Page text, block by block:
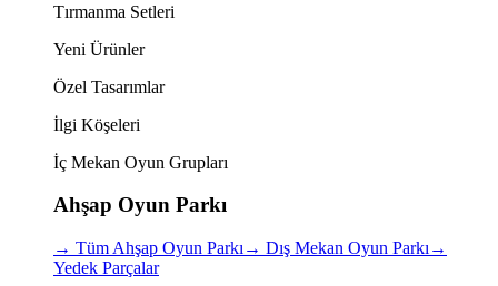
Tırmanma Setleri
Yeni Ürünler
Özel Tasarımlar
İlgi Köşeleri
İç Mekan Oyun Grupları
Ahşap Oyun Parkı
→ Tüm Ahşap Oyun Parkı → Dış Mekan Oyun Parkı →
Yedek Parçalar